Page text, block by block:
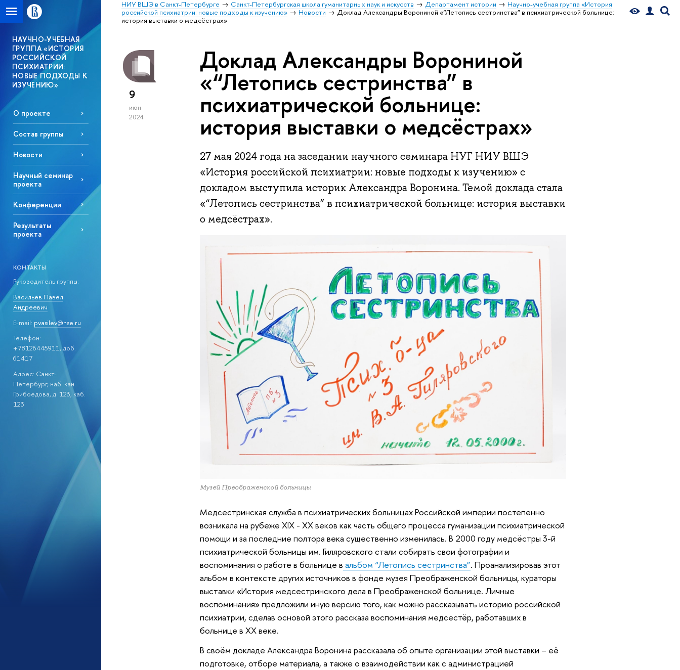
НИУ ВШЭ в Санкт-Петербурге Санкт-Петербургская школа гуманитарных наук и искусств Департамент истории
Научно-учебная группа «История
российской психиатрии: новые подходы к изучению»
Новости
Доклад Александры Ворониной «“Летопись сестринства” в психиатрической больнице:
история выставки о медсёстрах»
НАУЧНО-УЧЕБНАЯ
ГРУППА «ИСТОРИЯ
РОССИЙСКОЙ
ПСИХИАТРИИ:
НОВЫЕ ПОДХОДЫ К
ИЗУЧЕНИЮ»
О проекте
Состав группы
Новости
Научный семинар
проекта
Конференции
Результаты
проекта
КОНТАКТЫ
Руководитель группы:
Васильев Павел
Андреевич
E-mail: pvasilev@hse.ru
Телефон:
+78126445911, доб.
61417
Адрес: Санкт-
Петербург, наб. кан.
Грибоедова, д. 123, каб.
123
9
июн
2024
Доклад Александры Ворониной
«“Летопись сестринства” в
психиатрической больнице:
история выставки о медсёстрах»
27 мая 2024 года на заседании научного семинара НУГ НИУ ВШЭ
«История российской психиатрии: новые подходы к изучению» с
докладом выступила историк Александра Воронина. Темой доклада стала
«“Летопись сестринства” в психиатрической больнице: история выставки
о медсёстрах».
Музей Преображенской больницы
Медсестринская служба в психиатрических больницах Российской империи постепенно
возникала на рубеже XIX - XX веков как часть общего процесса гуманизации психиатрической
помощи и за последние полтора века существенно изменилась. В 2000 году медсёстры 3-й
психиатрической больницы им. Гиляровского стали собирать свои фотографии и
воспоминания о работе в больнице в альбом “Летопись сестринства”. Проанализировав этот
альбом в контексте других источников в фонде музея Преображенской больницы, кураторы
выставки «История медсестринского дела в Преображенской больнице. Личные
воспоминания» предложили иную версию того, как можно рассказывать историю российской
психиатрии, сделав основой этого рассказа воспоминания медсестёр, работавших в
больнице в XX веке.
В своём докладе Александра Воронина рассказала об опыте организации этой выставки – её
подготовке, отборе материала, а также о взаимодействии как с администрацией